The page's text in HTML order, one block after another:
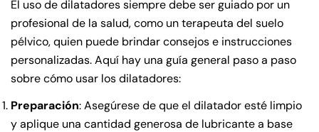
El uso de dilatadores siempre debe ser guiado por un
profesional de la salud, como un terapeuta del suelo
pélvico, quien puede brindar consejos e instrucciones
personalizadas. Aquí hay una guía general paso a paso
sobre cómo usar los dilatadores:
Preparación: Asegúrese de que el dilatador esté limpio
y aplique una cantidad generosa de lubricante a base